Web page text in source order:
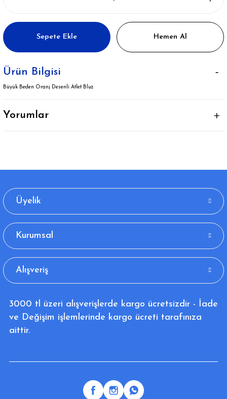
Sepete Ekle Hemen Al
Ürün Bilgisi
Büyük Beden Oranj Desenli Atlet Bluz
Yorumlar
Üyelik
Kurumsal
Alışveriş
3000 tl üzeri alışverişlerde kargo ücretsizdir - İade
ve Değişim işlemlerinde kargo ücreti tarafınıza
aittir.